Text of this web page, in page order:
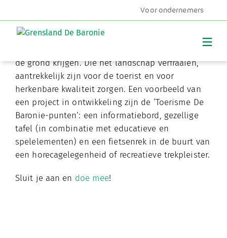
Voor ondernemers
Projecten
Om de regio in zijn geheel attractiever te maken
de grond krijgen. Die het landschap verfraaien,
aantrekkelijk zijn voor de toerist en voor
herkenbare kwaliteit zorgen. Een voorbeeld van
een project in ontwikkeling zijn de ‘Toerisme De
Baronie-punten’: een informatiebord, gezellige
tafel (in combinatie met educatieve en
spelelementen) en een fietsenrek in de buurt van
een horecagelegenheid of recreatieve trekpleister.
Sluit je aan en doe mee!